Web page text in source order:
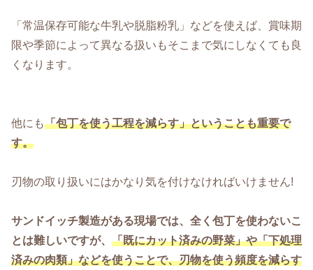
「常温保存可能な牛乳や脱脂粉乳」などを使えば、賞味期
限や季節によって異なる扱いもそこまで気にしなくても良
くなります。
他にも「包丁を使う工程を減らす」ということも重要で
す。
刃物の取り扱いにはかなり気を付けなければいけません!
サンドイッチ製造がある現場では、全く包丁を使わないこ
とは難しいですが、 「既にカット済みの野菜」や「下処理
済みの肉類」などを使うことで、刃物を使う頻度を減らす